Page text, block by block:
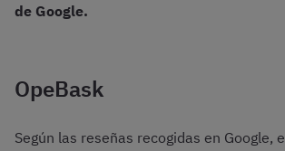
de Google.
OpeBask
Según las reseñas recogidas en Google,